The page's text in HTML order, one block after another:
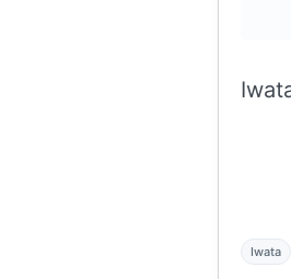
Iwata